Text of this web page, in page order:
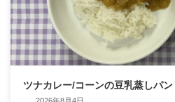
ツナカレー/コーンの豆乳蒸しパン